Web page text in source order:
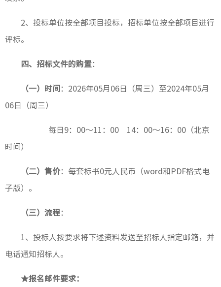
公路工
轨道工
2、投标单位按全部项目投标，招标单位按全部项目进行
评标。
四、招标文件的购置：
（一）时间 ：2026年05月06日（周三）至2024年05月
06日（周三）
每日9：00～11：00 14：00～16：00（北京
时间）
（二）售价：每套标书0元人民币（word和PDF格式电
子版）。
（三）流程：
1 、投标人按要求将下述资料发送至招标人指定邮箱，并
电话通知招标人。
★报名邮件要求：